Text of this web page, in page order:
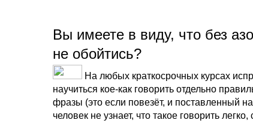
Вы имеете в виду, что без
не обойтись?
На любых краткосрочных курсах
научиться кое-как говорить отдельно
фразы (это если повезёт, и поставленный
человек не узнает, что такое говорить